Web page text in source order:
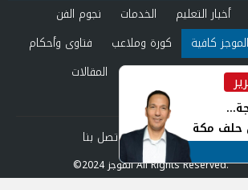
حلف مكة
أخبار التعليم الخدمات
نجوم الفن
الموجز كافية كورة وملاعب
فتاوى وأحكام
وعالم حوادث ومحاكم
المقالات
سياسة الخصوصية اتصل بنا
©2024 الموجز All Rights Reserved.